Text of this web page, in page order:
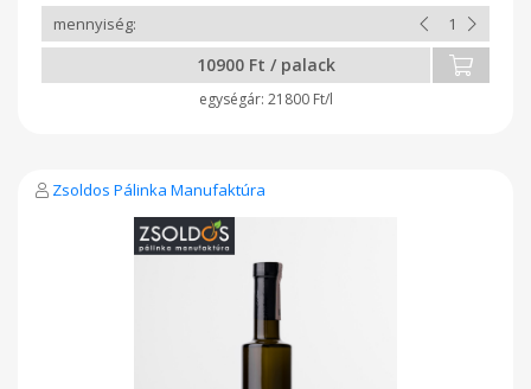
10900 Ft / palack
21800 Ft/l
Zsoldos Pálinka Manufaktúra